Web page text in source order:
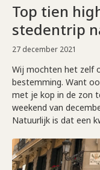
Top tien
stedentrip
27 december 2021
Wij mochten het zelf
bestemming. Want
met je kop in de zon
weekend van
Natuurlijk is dat een